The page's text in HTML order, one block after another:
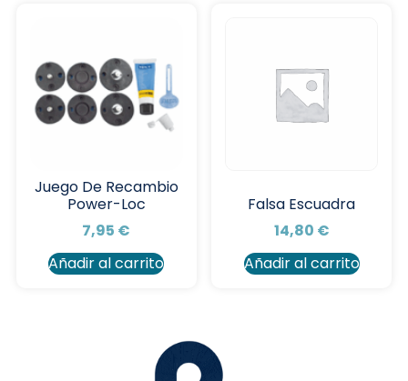
Juego De Recambio
Power-Loc
7,95 €
Añadir al carrito
Falsa Escuadra
14,80 €
Añadir al carrito